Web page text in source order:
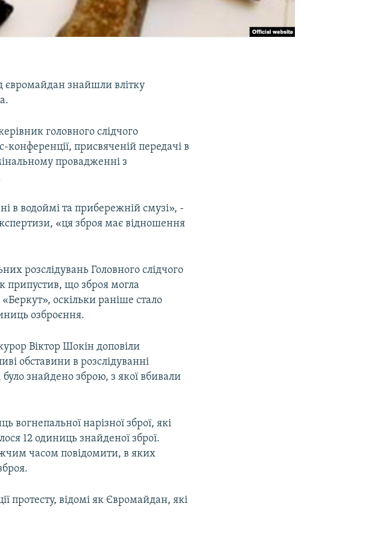
євромайдан знайшли влітку
головного слідчого
присвяченій передачі в
провадженні з
в водоймі та прибережній смузі», -
«ця зброя має відношення
розслідувань Головного слідчого
припустив, що зброя могла
оскільки раніше стало
озброєння.
Віктор Шокін доповіли
обставини в розслідуванні
знайдено зброю, з якої вбивали
вогнепальної нарізної зброї, які
12 одиниць знайденої зброї.
часом повідомити, в яких
протесту, відомі як Євромайдан, які